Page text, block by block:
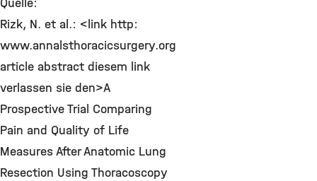
Rizk, N. et al.: <link http:
www.annalsthoracicsurgery.org
article abstract diesem link
verlassen sie den>A
Prospective Trial Comparing
Pain and Quality of Life
Measures After Anatomic Lung
Resection Using Thoracoscopy